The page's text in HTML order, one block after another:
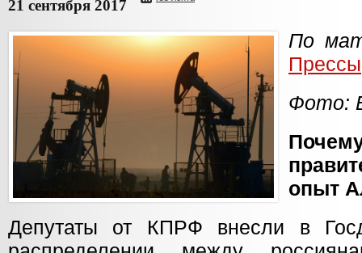
21 сентября 2017
По
Прессы
Фото:
опыт
Депутаты от КПРФ внесли в